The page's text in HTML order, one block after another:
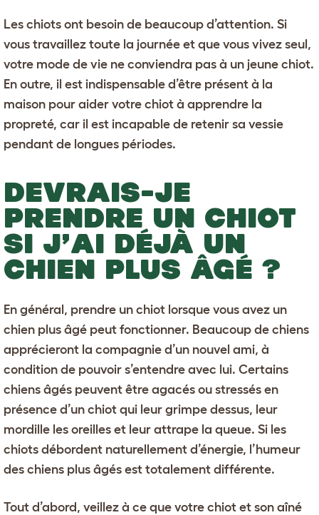
Les chiots ont besoin de beaucoup d’attention. Si
vous travaillez toute la journée et que vous vivez seul,
votre mode de vie ne conviendra pas à un jeune chiot.
En outre, il est indispensable d’être présent à la
maison pour aider votre chiot à apprendre la
propreté, car il est incapable de retenir sa vessie
pendant de longues périodes.
DEVRAIS-JE
PRENDRE UN CHIOT
SI J’AI DÉJÀ UN
CHIEN PLUS ÂGÉ ?
En général, prendre un chiot lorsque vous avez un
chien plus âgé peut fonctionner. Beaucoup de chiens
apprécieront la compagnie d’un nouvel ami, à
condition de pouvoir s’entendre avec lui. Certains
chiens âgés peuvent être agacés ou stressés en
présence d’un chiot qui leur grimpe dessus, leur
mordille les oreilles et leur attrape la queue. Si les
chiots débordent naturellement d’énergie, l’humeur
des chiens plus âgés est totalement différente.
Tout d’abord, veillez à ce que votre chiot et son aîné